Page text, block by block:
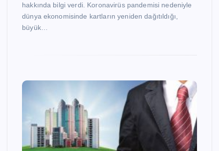
hakkında bilgi verdi. Koronavirüs pandemisi nedeniyle
dünya ekonomisinde kartların yeniden dağıtıldığı,
büyük…